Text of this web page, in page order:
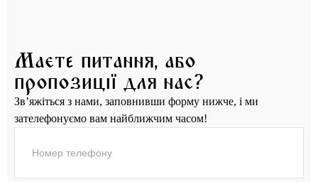
Маєте питання, або
пропозиції для нас?
Зв’яжіться з нами, заповнивши форму нижче, і ми
зателефонуємо вам найближчим часом!